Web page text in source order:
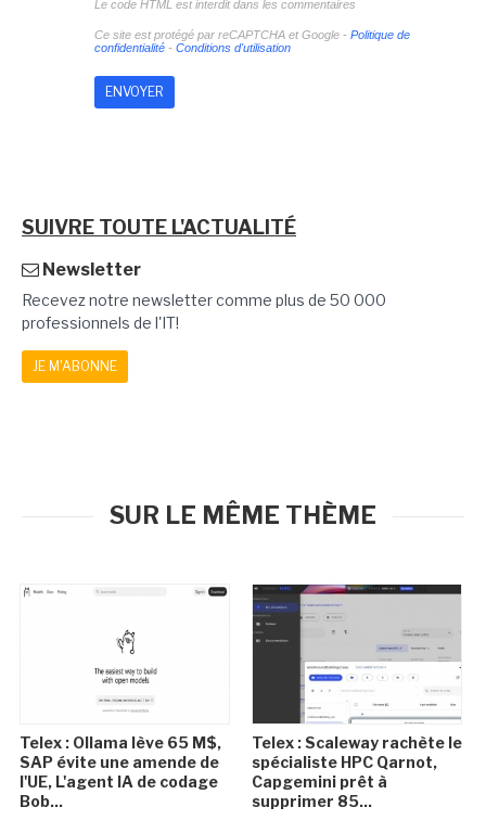
Le code HTML est interdit dans les commentaires
Ce site est protégé par reCAPTCHA et Google - Politique de
confidentialité- Conditions d'utilisation
SUIVRE TOUTE L'ACTUALITÉ
Newsletter
Recevez notre newsletter comme plus de 50 000
professionnels de l'IT!
JE M'ABONNE
SUR LE MÊME THÈME
Telex : Ollama lève 65 M$,
SAP évite une amende de
l'UE, L'agent IA de codage
Bob...
Telex : Scaleway rachète le
spécialiste HPC Qarnot,
Capgemini prêt à
supprimer 85...